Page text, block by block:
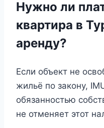
Нужно ли
квартира в
аренду?
Если объект не
жильё по закону,
обязанностью
не отменяет этот